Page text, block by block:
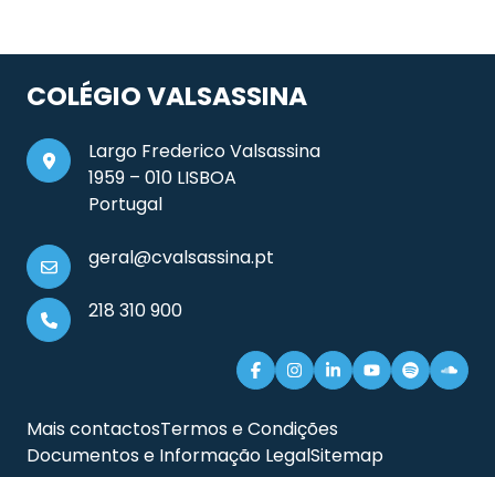
COLÉGIO VALSASSINA
Largo Frederico Valsassina
1959 – 010 LISBOA
Portugal
geral@cvalsassina.pt
218 310 900
Mais contactosTermos e Condições
Documentos e Informação LegalSitemap